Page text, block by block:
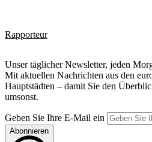
Rapporteur
Unser täglicher Newsletter, jeden
Mit aktuellen Nachrichten aus den
Hauptstädten – damit Sie den
umsonst.
Geben Sie Ihre E-Mail ein
Abonnieren